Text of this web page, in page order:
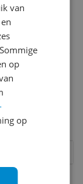
van je
schrijven
10 minuten.
een betere
kans op
van
op
op